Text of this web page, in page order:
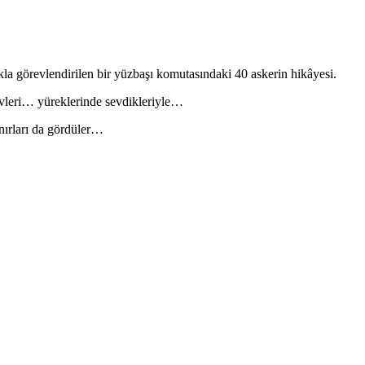
görevlendirilen bir yüzbaşı komutasındaki 40 askerin hikâyesi.
yüreklerinde sevdikleriyle…
da gördüler…